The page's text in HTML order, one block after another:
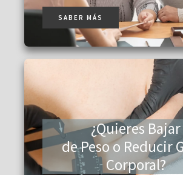
SABER MÁS
¿Quieres Bajar
de Peso o Reducir
Corporal?